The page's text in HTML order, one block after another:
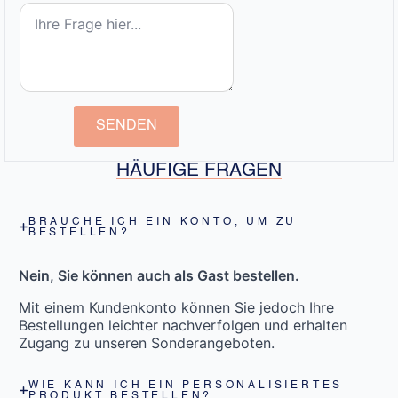
SENDEN
HÄUFIGE FRAGEN
BRAUCHE ICH EIN KONTO, UM ZU
BESTELLEN?
Nein, Sie können auch als Gast bestellen.
Mit einem Kundenkonto können Sie jedoch Ihre
Bestellungen leichter nachverfolgen und erhalten
Zugang zu unseren Sonderangeboten.
WIE KANN ICH EIN PERSONALISIERTES